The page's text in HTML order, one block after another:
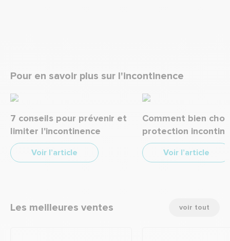
Pour en savoir plus sur l'incontinence
7 conseils pour prévenir et
limiter l'incontinence
Voir l’article
Comment bien
protection
Voir l’article
Les meilleures ventes voir tout